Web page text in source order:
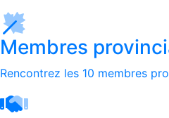
Membres
Rencontrez les 10 membres